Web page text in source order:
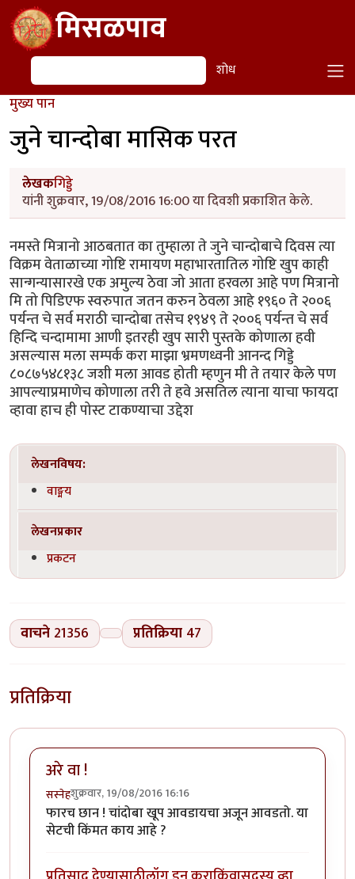
Skip to main contentमिसळपाव
शोध शोध
मुख्य पान
जुने चान्दोबा मासिक परत
लेखकगिड्डे
यांनी शुक्रवार, 19/08/2016 16:00 या दिवशी प्रकाशित केले.
नमस्ते मित्रानो आठबतात का तुम्हाला ते जुने चान्दोबाचे दिवस त्या
विक्रम वेताळाच्या गोष्टि रामायण महाभारतातिल गोष्टि खुप काही
सान्गन्यासारखे एक अमुल्य ठेवा जो आता हरवला आहे पण मित्रानो
मि तो पिडिएफ स्वरुपात जतन करुन ठेवला आहे १९६० ते २००६
पर्यन्त चे सर्व मराठी चान्दोबा तसेच १९४९ ते २००६ पर्यन्त चे सर्व
हिन्दि चन्दामामा आणी इतरही खुप सारी पुस्तके कोणाला हवी
असल्यास मला सम्पर्क करा माझा भ्रमणध्वनी आनन्द गिड्डे
८०८७५४८१३८ जशी मला आवड होती म्हणुन मी ते तयार केले पण
आपल्याप्रमाणेच कोणाला तरी ते हवे असतिल त्याना याचा फायदा
व्हावा हाच ही पोस्ट टाकण्याचा उद्देश
लेखनविषय:
वाङ्मय
लेखनप्रकार
प्रकटन
वाचने 21356 प्रतिक्रिया 47
प्रतिक्रिया
अरे वा !
सस्नेहशुक्रवार, 19/08/2016 16:16
फारच छान ! चांदोबा खूप आवडायचा अजून आवडतो. या
सेटची किंमत काय आहे ?